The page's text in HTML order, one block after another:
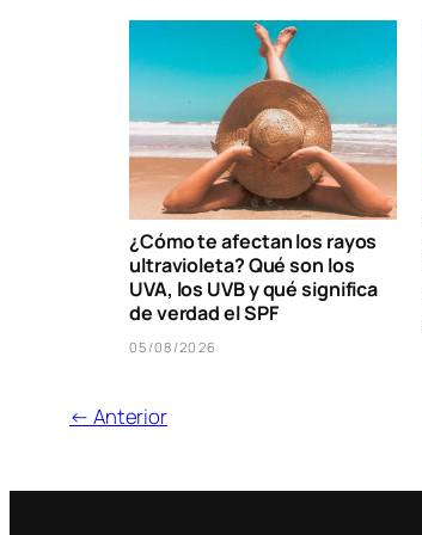
¿Cómo te afectan los rayos
ultravioleta? Qué son los
UVA, los UVB y qué significa
de verdad el SPF
05/08/2026
← Anterior